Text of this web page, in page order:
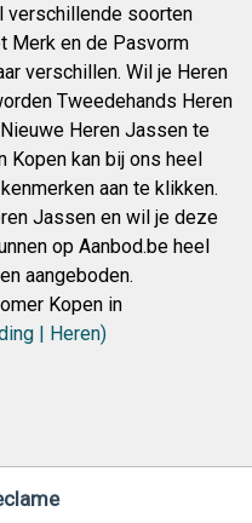
verschillende soorten
Merk en de Pasvorm
verschillen. Wil je Heren
Tweedehands Heren
Heren Jassen te
Kopen kan bij ons heel
aan te klikken.
Jassen en wil je deze
op Aanbod.be heel
aangeboden.
Kopen in
| Heren)